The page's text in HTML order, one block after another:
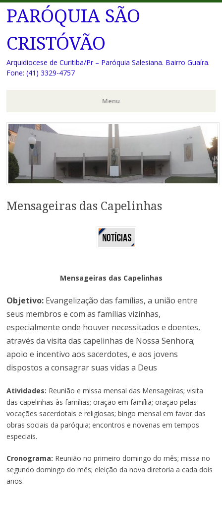
PARÓQUIA SÃO
CRISTÓVÃO
Arquidiocese de Curitiba/Pr – Paróquia Salesiana. Bairro Guaíra.
Fone: (41) 3329-4757
Menu
Pular
para
o
conteúdo
Mensageiras das Capelinhas
Mensageiras das Capelinhas
Objetivo: Evangelização das famílias, a união entre
seus membros e com as famílias vizinhas,
especialmente onde houver necessitados e doentes,
através da visita das capelinhas de Nossa Senhora;
apoio e incentivo aos sacerdotes, e aos jovens
dispostos a consagrar suas vidas a Deus
Atividades: Reunião e missa mensal das Mensageiras; visita
das capelinhas às famílias; oração em família; oração pelas
vocações sacerdotais e religiosas; bingo mensal em favor das
obras sociais da paróquia; encontros e novenas em tempos
especiais.
Cronograma: Reunião no primeiro domingo do mês; missa no
segundo domingo do mês; eleição da nova diretoria a cada dois
anos.